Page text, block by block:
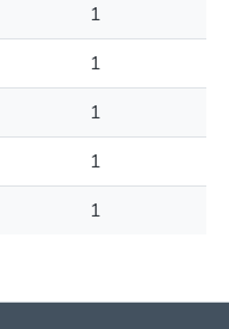
1
1
1
1
1